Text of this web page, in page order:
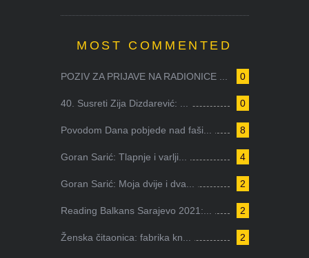
MOST COMMENTED
0
POZIV ZA PRIJAVE NA RADIONICE ...
0
40. Susreti Zija Dizdarević: ...
8
Povodom Dana pobjede nad faši...
4
Goran Sarić: Tlapnje i varlji...
2
Goran Sarić: Moja dvije i dva...
2
Reading Balkans Sarajevo 2021:...
2
Ženska čitaonica: fabrika kn...